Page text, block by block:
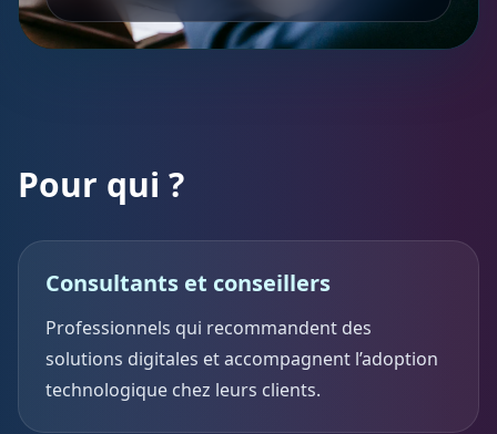
Pour qui ?
Consultants et conseillers
Professionnels qui recommandent des
solutions digitales et accompagnent l’adoption
technologique chez leurs clients.